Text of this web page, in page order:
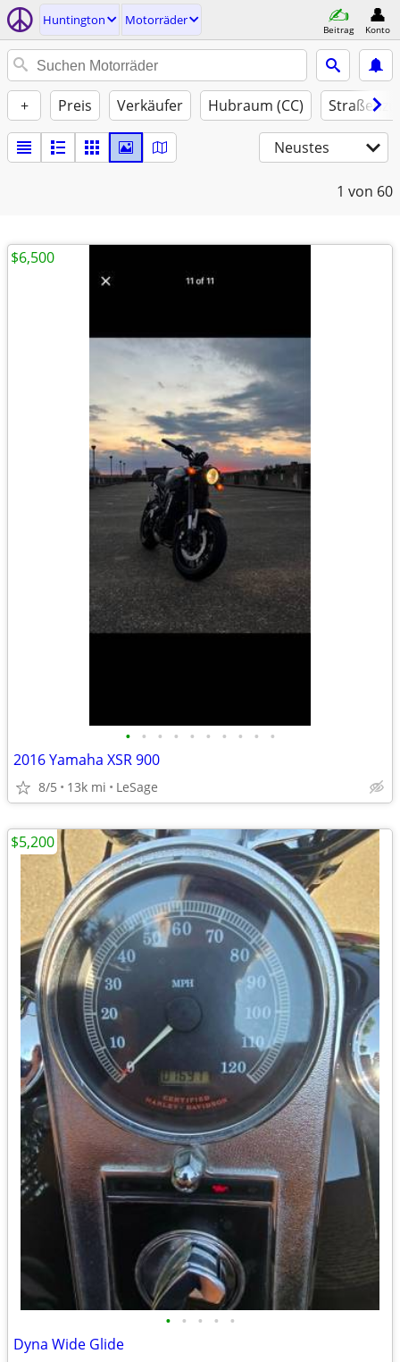
Huntington Motorräder
Beitrag Konto
+ Preis Verkäufer Hubraum (CC)
Neustes
1 von 60
• • • • • • • • • •
2016 Yamaha XSR 900
8/5 13k mi LeSage
$6,500
• • • • •
Dyna Wide Glide
$5,200